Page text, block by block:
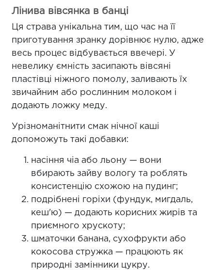
Лінива вівсянка в банці
Ця страва унікальна тим, що час на її
приготування зранку дорівнює нулю, адже
весь процес відбувається ввечері. У
невелику ємність засипають вівсяні
пластівці ніжного помолу, заливають їх
звичайним або рослинним молоком і
додають ложку меду.
Урізноманітнити смак нічної каші
допоможуть такі добавки:
насіння чіа або льону — вони
вбирають зайву вологу та роблять
консистенцію схожою на пудинг;
подрібнені горіхи (фундук, мигдаль,
кеш'ю) — додають корисних жирів та
приємного хрускоту;
шматочки банана, сухофрукти або
кокосова стружка — працюють як
природні замінники цукру.